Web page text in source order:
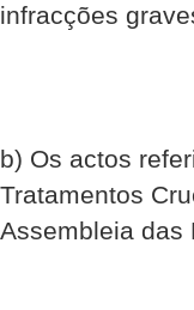
infracções
b) Os actos
Tratamentos
Assembleia das